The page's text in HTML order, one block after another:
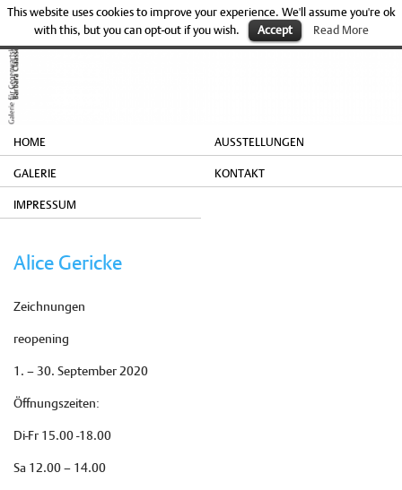
HOME AUSSTELLUNGEN
GALERIE KONTAKT
IMPRESSUM
Alice Gericke
Zeichnungen
reopening
1. – 30. September 2020
Öffnungszeiten:
Di-Fr 15.00 -18.00
Sa 12.00 – 14.00
This website uses cookies to improve your experience. We'll assume you're ok
with this, but you can opt-out if you wish.
Accept Read More